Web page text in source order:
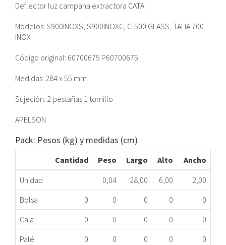
Deflector luz campana extractora CATA
Modelos: S900INOXS, S900INOXC, C-500 GLASS, TALIA 700
INOX
Código original: 60700675 P60700675
Medidas: 284 x 55 mm
Sujeción: 2 pestañas 1 tornillo
APELSON
Pack: Pesos (kg) y medidas (cm)
Cantidad Peso Largo Alto
Ancho
Unidad
0,04 28,00 6,00
2,00
Bolsa
0 0 0 0
0
Caja
0 0 0 0
0
Palé
0 0 0 0 0